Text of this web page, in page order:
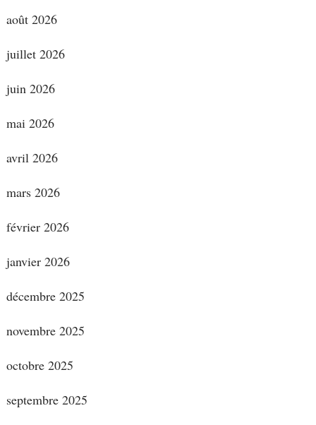
août 2026
juillet 2026
juin 2026
mai 2026
avril 2026
mars 2026
février 2026
janvier 2026
décembre 2025
novembre 2025
octobre 2025
septembre 2025